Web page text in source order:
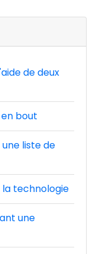
de deux
bout
liste de
technologie
une